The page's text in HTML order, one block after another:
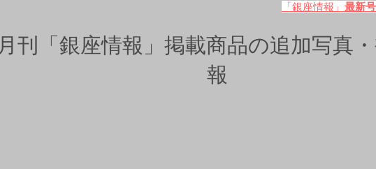
「銀座情報」 最新
月刊「銀座情報」掲載商品の追加写真
報